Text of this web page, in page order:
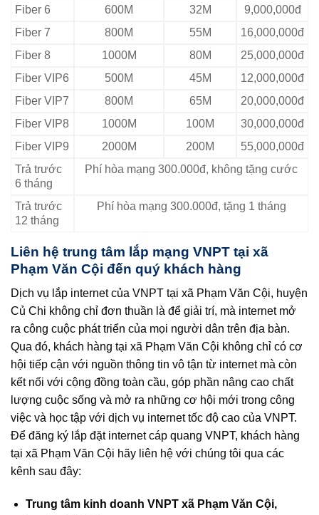
Fiber 6
600M 32M
9,000,000đ
Fiber 7
800M 55M
16,000,000đ
Fiber 8
1000M 80M
25,000,000đ
Fiber VIP6
500M 45M
12,000,000đ
Fiber VIP7
800M 65M
20,000,000đ
Fiber VIP8
1000M 100M
30,000,000đ
Fiber VIP9
2000M 200M
55,000,000đ
Trả trước
6 tháng
Phí hòa mạng 300.000đ, không tặng cước
Trả trước
12 tháng
Phí hòa mạng 300.000đ, tặng 1 tháng
Liên hệ trung tâm lắp mạng VNPT tại xã
Phạm Văn Cội đến quý khách hàng
Dịch vụ lắp internet của VNPT tại xã Phạm Văn Cội, huyện
Củ Chi không chỉ đơn thuần là để giải trí, mà internet mở
ra công cuộc phát triển của mọi người dân trên địa bàn.
Qua đó, khách hàng tại xã Phạm Văn Cội không chỉ có cơ
hội tiếp cận với nguồn thông tin vô tận từ internet mà còn
kết nối với cộng đồng toàn cầu, góp phần nâng cao chất
lượng cuộc sống và mở ra những cơ hội mới trong công
việc và học tập với dịch vụ internet tốc độ cao của VNPT.
Để đăng ký lắp đặt internet cáp quang VNPT, khách hàng
tại xã Phạm Văn Cội hãy liên hệ với chúng tôi qua các
kênh sau đây:
Trung tâm kinh doanh VNPT xã Phạm Văn Cội,